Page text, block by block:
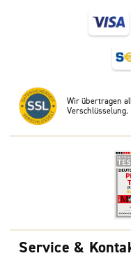
Wir übertragen
Verschlüsselung.
Service &